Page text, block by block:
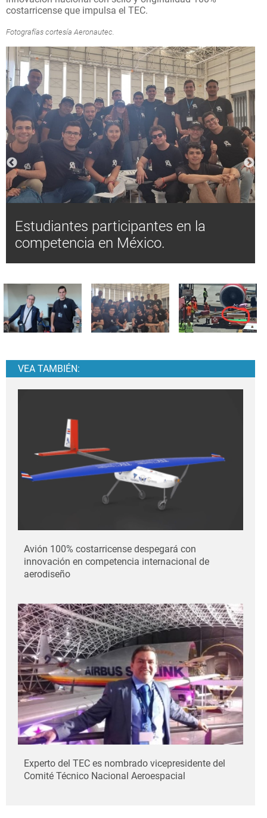
costarricense que impulsa el TEC.
Fotografías cortesía Aeronautec.
Estudiantes participantes en la
competencia en México.
VEA TAMBIÉN:
Avión 100% costarricense despegará con
innovación en competencia internacional de
aerodiseño
Experto del TEC es nombrado vicepresidente del
Comité Técnico Nacional Aeroespacial